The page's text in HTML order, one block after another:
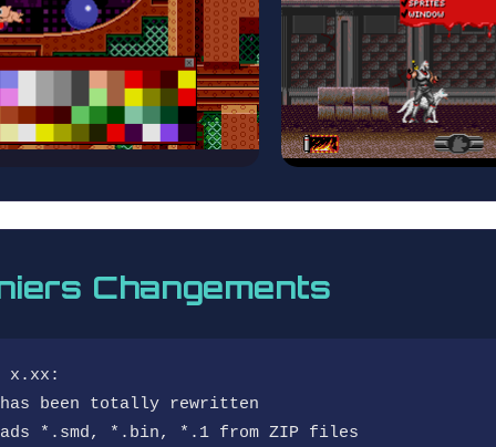
Changements
x.xx:
has been totally rewritten
*.smd, *.bin, *.1 from ZIP files